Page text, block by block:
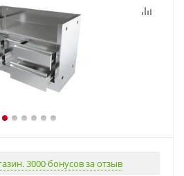
3000 бонусов за отзыв